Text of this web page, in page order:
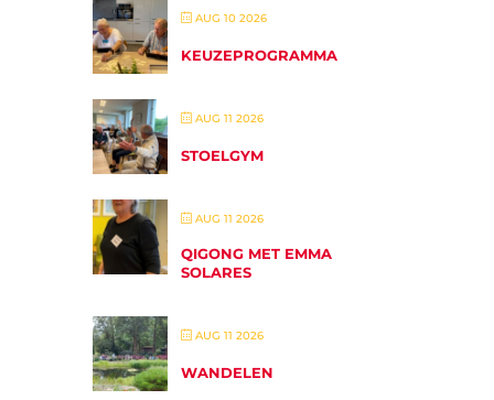
AUG 10 2026
KEUZEPROGRAMMA
AUG 11 2026
STOELGYM
AUG 11 2026
QIGONG MET EMMA
SOLARES
AUG 11 2026
WANDELEN